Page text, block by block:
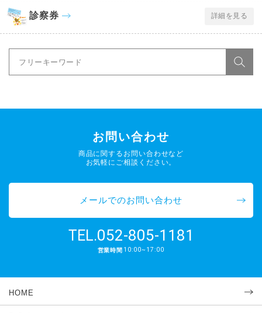
診察券 詳細を見る
お問い合わせ
商品に関するお問い合わせなど
お気軽にご相談ください。
メールでのお問い合わせ
TEL.052-805-1181
営業時間 10:00~17:00
HOME